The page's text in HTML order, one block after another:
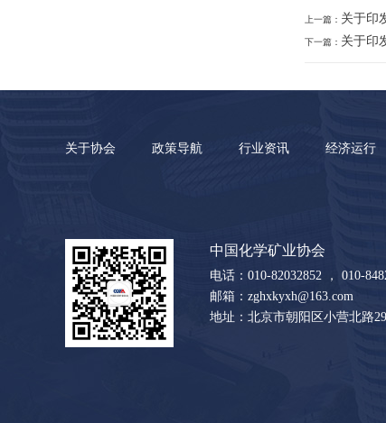
上一篇： 关于印
下一篇： 关于印
关于协会 政策导航 行业资讯 经济运行
中国化学矿业协会
电话：010-82032852 ， 010-
邮箱：zghxkyxh@163.com
地址：北京市朝阳区小营北路